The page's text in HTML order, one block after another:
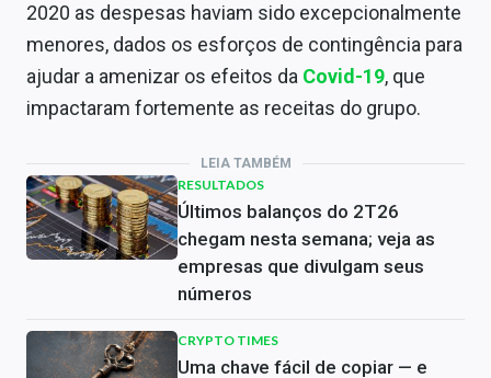
2020 as despesas haviam sido excepcionalmente
menores, dados os esforços de contingência para
ajudar a amenizar os efeitos da Covid-19, que
impactaram fortemente as receitas do grupo.
LEIA TAMBÉM
RESULTADOS
Últimos balanços do 2T26
chegam nesta semana; veja as
empresas que divulgam seus
números
CRYPTO TIMES
Uma chave fácil de copiar — e